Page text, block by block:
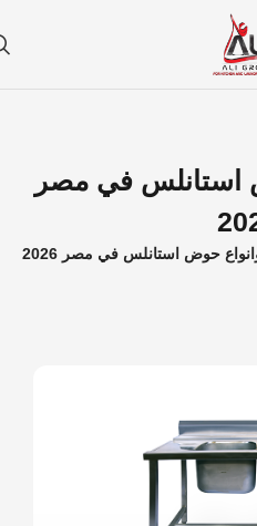
استانلس في مصر
حوض استانلس في مصر 2026